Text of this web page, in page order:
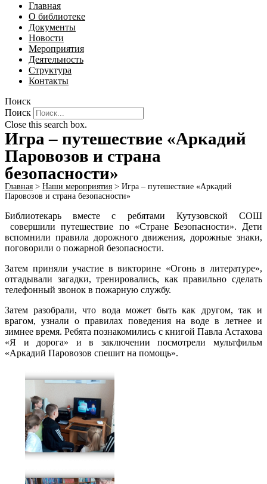
Главная
О библиотеке
Документы
Новости
Мероприятия
Деятельность
Структура
Контакты
Поиск
Поиск
Close this search box.
Игра – путешествие «Аркадий
Паровозов и страна
безопасности»
Главная > Наши мероприятия > Игра – путешествие «Аркадий
Паровозов и страна безопасности»
Библиотекарь вместе с ребятами Кутузовской СОШ
совершили путешествие по «Стране Безопасности». Дети
вспомнили правила дорожного движения, дорожные знаки,
поговорили о пожарной безопасности.
Затем приняли участие в викторине «Огонь в литературе»,
отгадывали загадки, тренировались, как правильно сделать
телефонный звонок в пожарную службу.
Затем разобрали, что вода может быть как другом, так и
врагом, узнали о правилах поведения на воде в летнее и
зимнее время. Ребята познакомились с книгой Павла Астахова
«Я и дорога» и в заключении посмотрели мультфильм
«Аркадий Паровозов спешит на помощь».